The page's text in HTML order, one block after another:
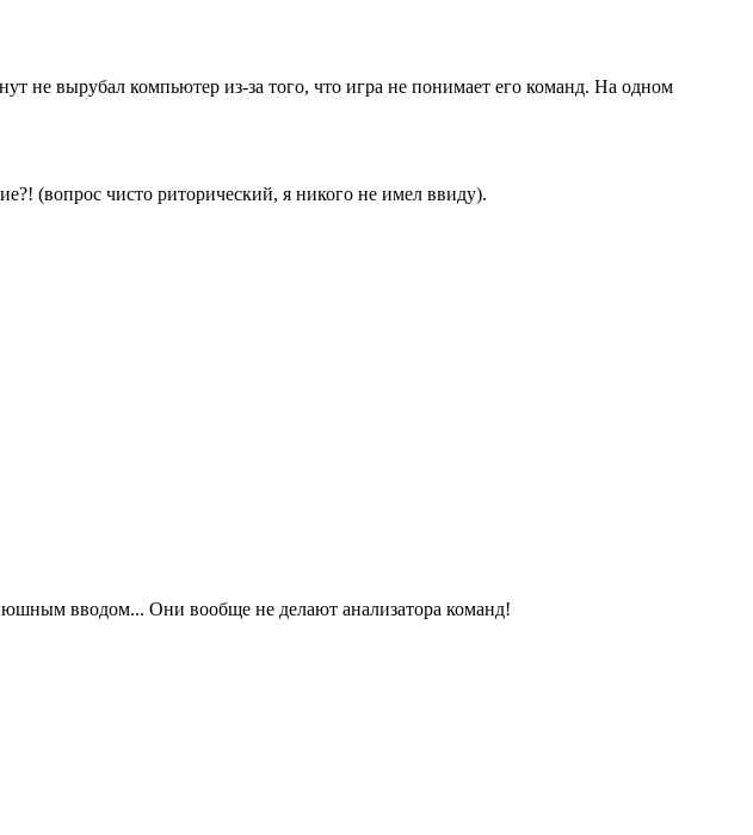
не вырубал компьютер из-за того, что игра не понимает его команд. На одном
(вопрос чисто риторический, я никого не имел ввиду).
вводом... Они вообще не делают анализатора команд!